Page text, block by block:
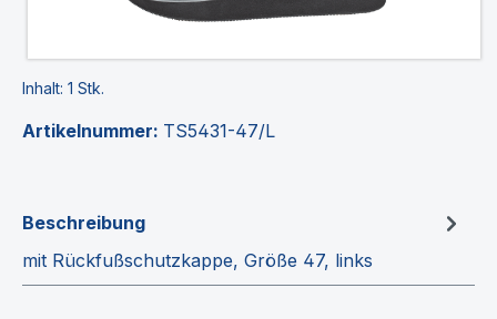
Inhalt: 1 Stk.
Artikelnummer: TS5431-47/L
Beschreibung
mit Rückfußschutzkappe, Größe 47, links